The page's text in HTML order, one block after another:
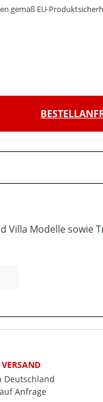
gemäß EU-
Villa Modelle sowie
Deutschland
Anfrage